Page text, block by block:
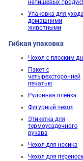
непищевых
Упаковка для
домашними
животными
Гибкая упаковка
Чехол с плоским
Пакет с
четырехсторонней
печатью
Рулонная пленка
Фигурный чехол
Этикетка для
термоусадочного
рукава
Чехол для носика
Чехол для